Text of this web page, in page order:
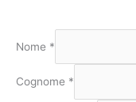
Nome *
Cognome *